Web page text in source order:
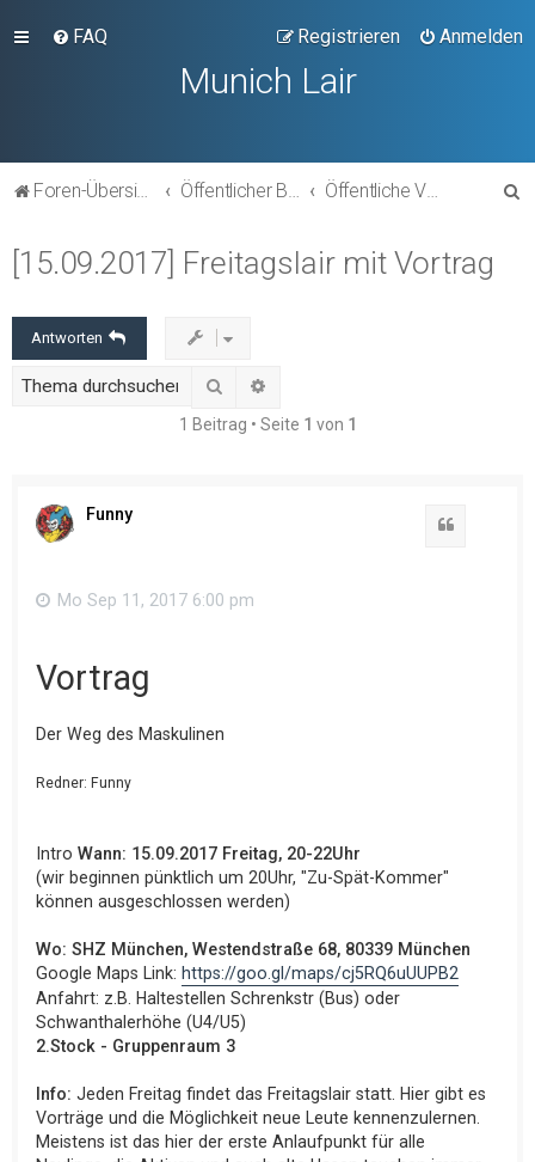
FAQ Anmelden
Registrieren
Munich Lair
Foren-Übersicht Öffentlicher Bereich Öffentliche Veranstaltungen
[15.09.2017] Freitagslair mit Vortrag
Antworten
Suche
1 Beitrag • Seite 1 von 1
Funny
Mo Sep 11, 2017 6:00 pm
Vortrag
Der Weg des Maskulinen
Redner: Funny
Intro Wann: 15.09.2017 Freitag, 20-22Uhr
(wir beginnen pünktlich um 20Uhr, "Zu-Spät-Kommer"
können ausgeschlossen werden)
Wo: SHZ München, Westendstraße 68, 80339 München
Google Maps Link: https://goo.gl/maps/cj5RQ6uUUPB2
Anfahrt: z.B. Haltestellen Schrenkstr (Bus) oder
Schwanthalerhöhe (U4/U5)
2.Stock - Gruppenraum 3
Info: Jeden Freitag findet das Freitagslair statt. Hier gibt es
Vorträge und die Möglichkeit neue Leute kennenzulernen.
Meistens ist das hier der erste Anlaufpunkt für alle